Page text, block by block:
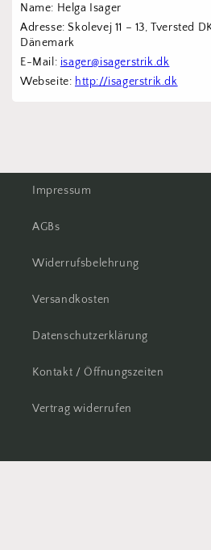
Name: Helga Isager
Adresse: Skolevej 11 – 13, Tversted
Dänemark
E-Mail: isager@isagerstrik.dk
Webseite: http://isagerstrik.dk
Impressum
AGBs
Widerrufsbelehrung
Versandkosten
Datenschutzerklärung
Kontakt / Öffnungszeiten
Vertrag widerrufen